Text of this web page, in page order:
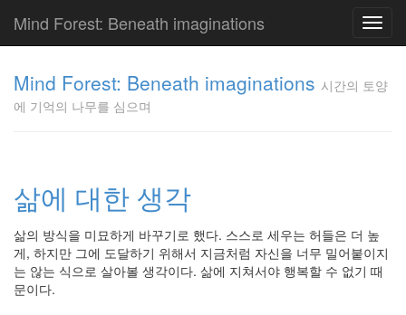
Mind Forest: Beneath imaginations
Mind Forest: Beneath imaginations 시간의 토양
에 기억의 나무를 심으며
삶에 대한 생각
삶의 방식을 미묘하게 바꾸기로 했다. 스스로 세우는 허들은 더 높
게, 하지만 그에 도달하기 위해서 지금처럼 자신을 너무 밀어붙이지
는 않는 식으로 살아볼 생각이다. 삶에 지쳐서야 행복할 수 없기 때
문이다.
이
의
글
러
스
단
상